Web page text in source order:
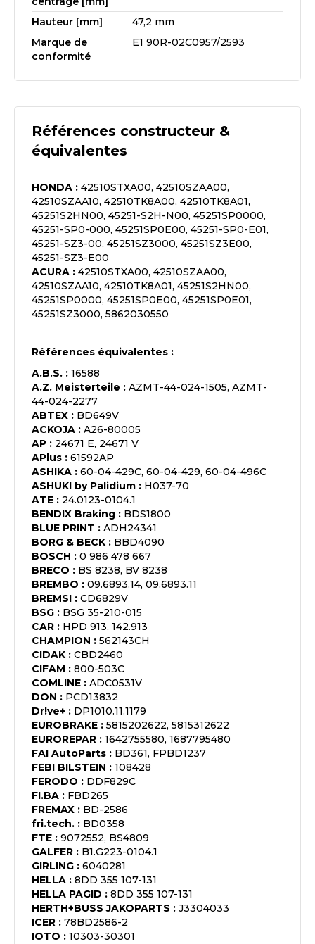
Hauteur [mm]
47,2 mm
Marque de
conformité
E1 90R-02C0957/2593
Références constructeur &
équivalentes
HONDA : 42510STXA00, 42510SZAA00,
42510SZAA10, 42510TK8A00, 42510TK8A01,
45251S2HN00, 45251-S2H-N00, 45251SP0000,
45251-SP0-000, 45251SP0E00, 45251-SP0-E01,
45251-SZ3-00, 45251SZ3000, 45251SZ3E00,
45251-SZ3-E00
ACURA : 42510STXA00, 42510SZAA00,
42510SZAA10, 42510TK8A01, 45251S2HN00,
45251SP0000, 45251SP0E00, 45251SP0E01,
45251SZ3000, 5862030550
Références équivalentes :
A.B.S. : 16588
A.Z. Meisterteile : AZMT-44-024-1505, AZMT-
44-024-2277
ABTEX : BD649V
ACKOJA : A26-80005
AP : 24671 E, 24671 V
APlus : 61592AP
ASHIKA : 60-04-429C, 60-04-429, 60-04-496C
ASHUKI by Palidium : H037-70
ATE : 24.0123-0104.1
BENDIX Braking : BDS1800
BLUE PRINT : ADH24341
BORG & BECK : BBD4090
BOSCH : 0 986 478 667
BRECO : BS 8238, BV 8238
BREMBO : 09.6893.14, 09.6893.11
BREMSI : CD6829V
BSG : BSG 35-210-015
CAR : HPD 913, 142.913
CHAMPION : 562143CH
CIDAK : CBD2460
CIFAM : 800-503C
COMLINE : ADC0531V
DON : PCD13832
Dr!ve+ : DP1010.11.1179
EUROBRAKE : 5815202622, 5815312622
EUROREPAR : 1642755580, 1687795480
FAI AutoParts : BD361, FPBD1237
FEBI BILSTEIN : 108428
FERODO : DDF829C
FI.BA : FBD265
FREMAX : BD-2586
fri.tech. : BD0358
FTE : 9072552, BS4809
GALFER : B1.G223-0104.1
GIRLING : 6040281
HELLA : 8DD 355 107-131
HELLA PAGID : 8DD 355 107-131
HERTH+BUSS JAKOPARTS : J3304033
ICER : 78BD2586-2
IOTO : 10303-30301